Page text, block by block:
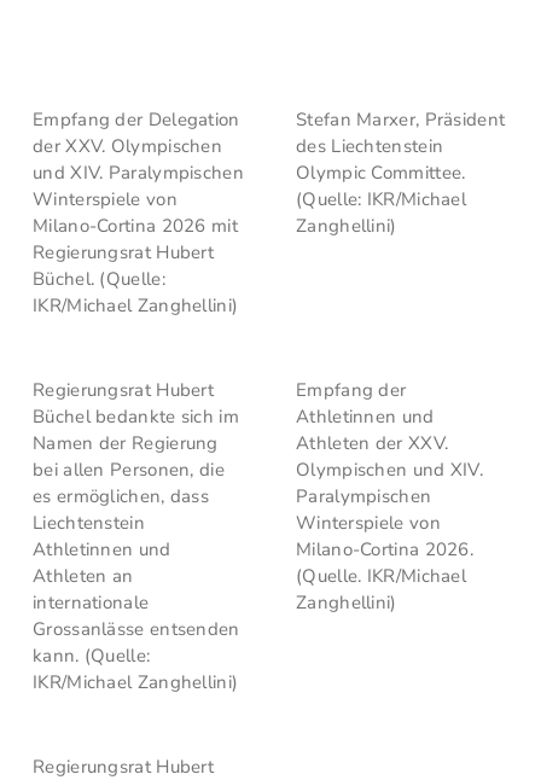
Empfang der Delegation
der XXV. Olympischen
und XIV. Paralympischen
Winterspiele von
Milano-Cortina 2026 mit
Regierungsrat Hubert
Büchel. (Quelle:
IKR/Michael Zanghellini)
Stefan Marxer, Präsident
des Liechtenstein
Olympic Committee.
(Quelle: IKR/Michael
Zanghellini)
Regierungsrat Hubert
Büchel bedankte sich im
Namen der Regierung
bei allen Personen, die
es ermöglichen, dass
Liechtenstein
Athletinnen und
Athleten an
internationale
Grossanlässe entsenden
kann. (Quelle:
IKR/Michael Zanghellini)
Empfang der
Athletinnen und
Athleten der XXV.
Olympischen und XIV.
Paralympischen
Winterspiele von
Milano-Cortina 2026.
(Quelle. IKR/Michael
Zanghellini)
Regierungsrat Hubert